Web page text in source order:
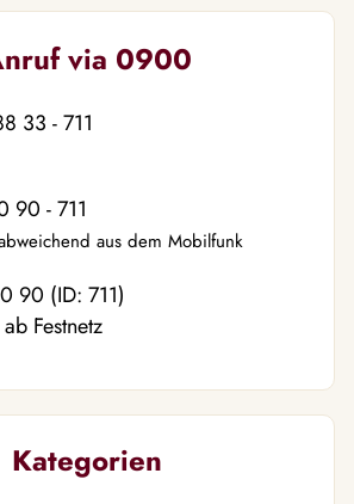
via 0900
33 - 711
90 - 711
aus dem Mobilfunk
90 (ID: 711)
Festnetz
Kategorien